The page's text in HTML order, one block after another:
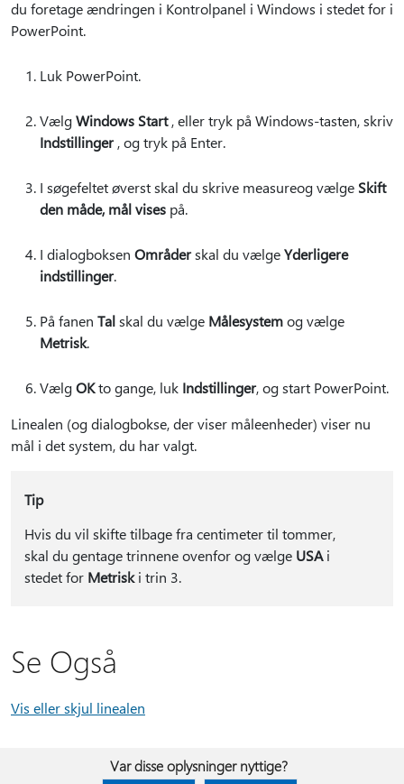
du foretage ændringen i Kontrolpanel i Windows i stedet for i
PowerPoint.
Luk PowerPoint.
VælgWindows Start, eller tryk på Windows-tasten, skriv
Indstillinger, og tryk på Enter.
I søgefeltet øverst skal du skrive measureog vælge Skift
den måde, mål vises på.
I dialogboksen Områderskal du vælgeYderligere
indstillinger.
På fanen Talskal du vælge Målesystemog vælge
Metrisk.
VælgOKto gange, luk Indstillinger, og start PowerPoint.
Linealen (og dialogbokse, der viser måleenheder) viser nu
mål i det system, du har valgt.
Tip
Hvis du vil skifte tilbage fra centimeter til tommer,
skal du gentage trinnene ovenfor og vælge USAi
stedet for Metriski trin 3.
Se Også
Vis eller skjul linealen
Var disse oplysninger nyttige?